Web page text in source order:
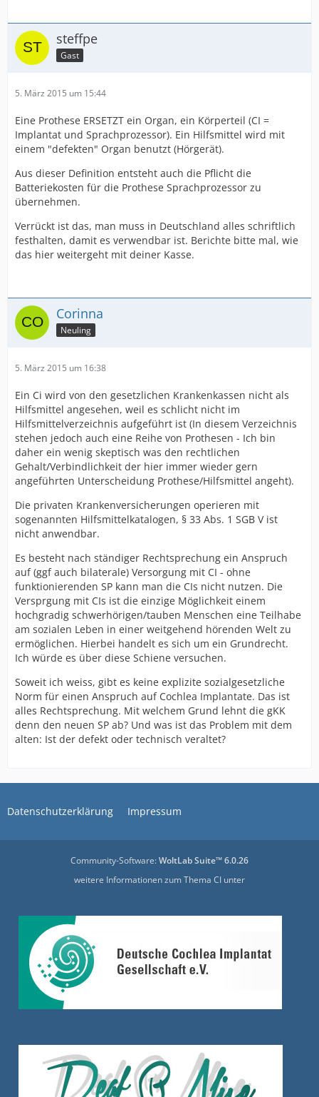
steffpe
Gast
5. März 2015 um 15:44
Eine Prothese ERSETZT ein Organ, ein Körperteil (CI =
Implantat und Sprachprozessor). Ein Hilfsmittel wird mit
einem "defekten" Organ benutzt (Hörgerät).
Aus dieser Definition entsteht auch die Pflicht die
Batteriekosten für die Prothese Sprachprozessor zu
übernehmen.
Verrückt ist das, man muss in Deutschland alles schriftlich
festhalten, damit es verwendbar ist. Berichte bitte mal, wie
das hier weitergeht mit deiner Kasse.
Corinna
Neuling
5. März 2015 um 16:38
Ein Ci wird von den gesetzlichen Krankenkassen nicht als
Hilfsmittel angesehen, weil es schlicht nicht im
Hilfsmittelverzeichnis aufgeführt ist (In diesem Verzeichnis
stehen jedoch auch eine Reihe von Prothesen - Ich bin
daher ein wenig skeptisch was den rechtlichen
Gehalt/Verbindlichkeit der hier immer wieder gern
angeführten Unterscheidung Prothese/Hilfsmittel angeht).
Die privaten Krankenversicherungen operieren mit
sogenannten Hilfsmittelkatalogen, § 33 Abs. 1 SGB V ist
nicht anwendbar.
Es besteht nach ständiger Rechtsprechung ein Anspruch
auf (ggf auch bilaterale) Versorgung mit CI - ohne
funktionierenden SP kann man die CIs nicht nutzen. Die
Versprgung mit CIs ist die einzige Möglichkeit einem
hochgradig schwerhörigen/tauben Menschen eine Teilhabe
am sozialen Leben in einer weitgehend hörenden Welt zu
ermöglichen. Hierbei handelt es sich um ein Grundrecht.
Ich würde es über diese Schiene versuchen.
Soweit ich weiss, gibt es keine explizite sozialgesetzliche
Norm für einen Anspruch auf Cochlea Implantate. Das ist
alles Rechtsprechung. Mit welchem Grund lehnt die gKK
denn den neuen SP ab? Und was ist das Problem mit dem
alten: Ist der defekt oder technisch veraltet?
Datenschutzerklärung Impressum
Community-Software:WoltLab Suite™ 6.0.26
weitere Informationen zum Thema CI unter